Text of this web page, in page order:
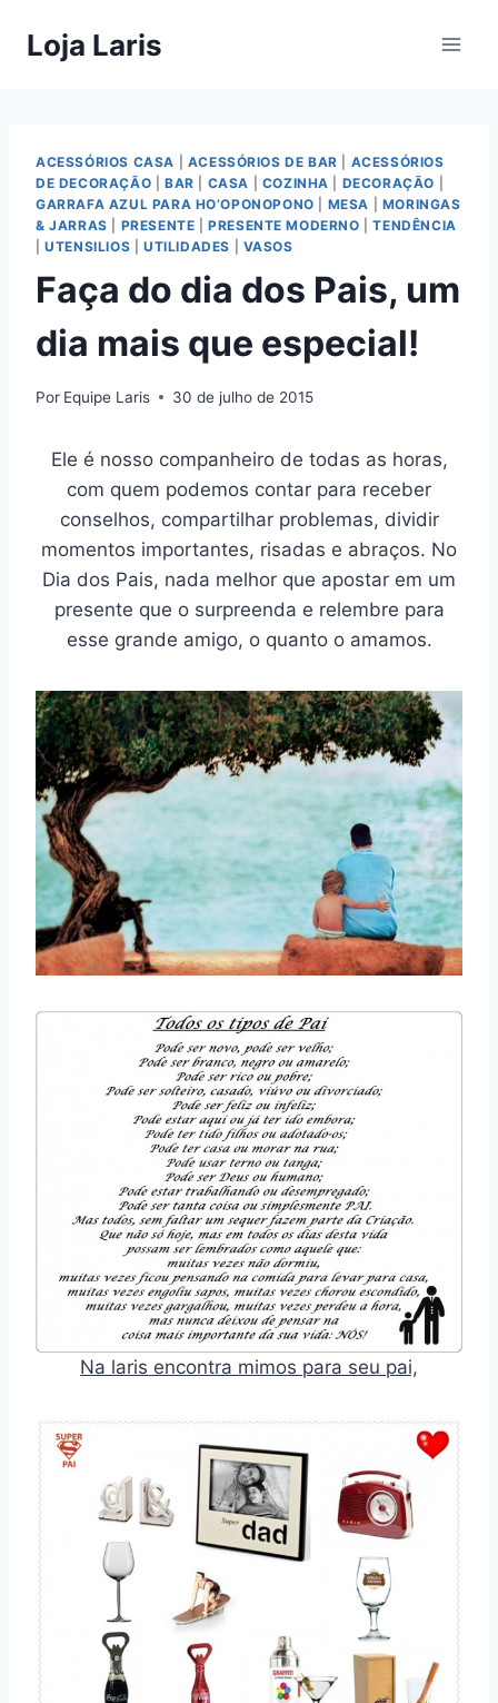
Loja Laris
ACESSÓRIOS CASA ACESSÓRIOS DE BAR
ACESSÓRIOS
DE DECORAÇÃO
BAR CASA COZINHA DECORAÇÃO
GARRAFA AZUL PARA HO’OPONOPONO
MESA
MORINGAS
& JARRAS
PRESENTE |PRESENTE MODERNO |TENDÊNCIA
|UTENSILIOS UTILIDADES VASOS
Faça do dia dos Pais, um
dia mais que especial!
Por Equipe Laris 30 de julho de 2015
Ele é nosso companheiro de todas as horas,
com quem podemos contar para receber
conselhos, compartilhar problemas, dividir
momentos importantes, risadas e abraços. No
Dia dos Pais, nada melhor que apostar em um
presente que o surpreenda e relembre para
esse grande amigo, o quanto o amamos.
Na laris encontra mimos para seu pai,